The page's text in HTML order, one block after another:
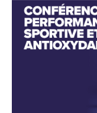
Coaching
Agenda